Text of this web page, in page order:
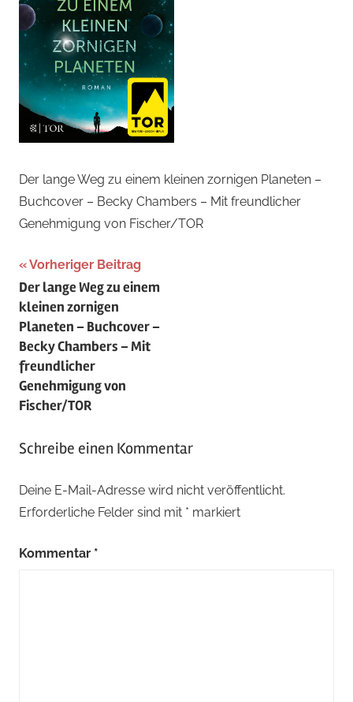
Der lange Weg zu einem kleinen zornigen Planeten –
Buchcover – Becky Chambers – Mit freundlicher
Genehmigung von Fischer/TOR
Beitragsnavigation
Vorheriger Beitrag
Der lange Weg zu einem
kleinen zornigen
Planeten – Buchcover –
Becky Chambers – Mit
freundlicher
Genehmigung von
Fischer/TOR
Schreibe einen Kommentar
Deine E-Mail-Adresse wird nicht veröffentlicht.
Erforderliche Felder sind mit * markiert
Kommentar *